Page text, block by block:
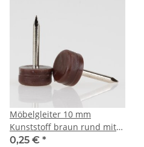
Möbelgleiter 10 mm
Kunststoff braun rund mit
Nagel – Bodenschoner
0,25 € *